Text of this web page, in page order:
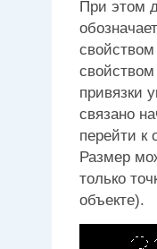
При этом
привязки
связано
перейти к
Размер
только
объекте).